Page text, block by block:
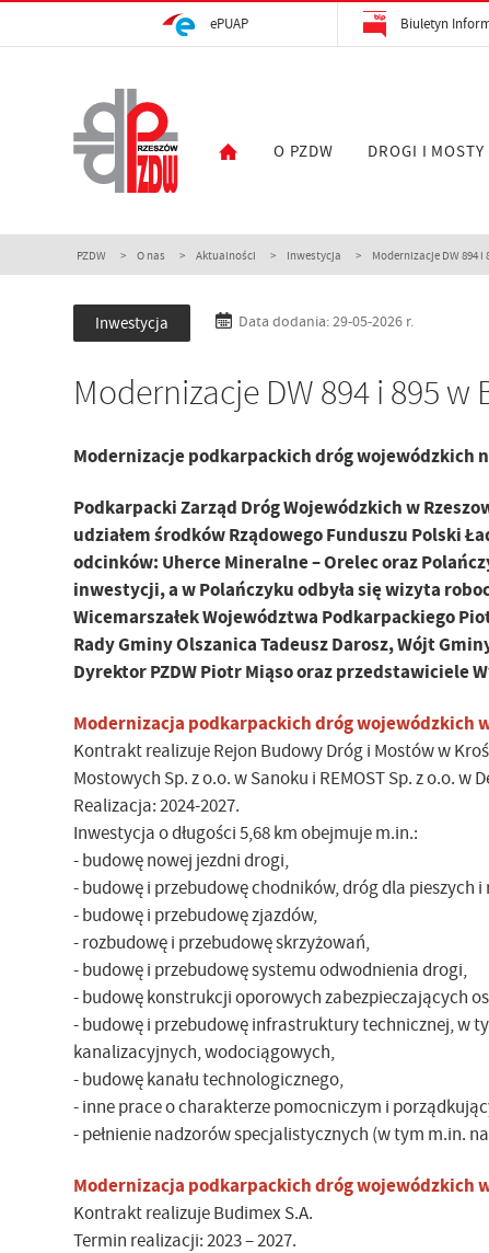
ePUAP Biuletyn
O PZDW DROGI I MOSTY
PZDW O nas Aktualności Inwestycja Modernizacje DW 894 i
Inwestycja Data dodania: 29-05-2026 r.
Modernizacje DW 894 i 895 w
Modernizacje podkarpackich dróg wojewódzkich
Podkarpacki Zarząd Dróg Wojewódzkich w
udziałem środków Rządowego Funduszu Polski
odcinków: Uherce Mineralne – Orelec oraz
inwestycji, a w Polańczyku odbyła się wizyta
Wicemarszałek Województwa Podkarpackiego
Rady Gminy Olszanica Tadeusz Darosz, Wójt
Dyrektor PZDW Piotr Miąso oraz przedstawiciele
Modernizacja podkarpackich dróg wojewódzkich
Kontrakt realizuje Rejon Budowy Dróg i Mostów w
Mostowych Sp. z o.o. w Sanoku i REMOST Sp. z o.o. w
Realizacja: 2024-2027.
Inwestycja o długości 5,68 km obejmuje m.in.:
- budowę nowej jezdni drogi,
- budowę i przebudowę chodników, dróg dla
- budowę i przebudowę zjazdów,
- rozbudowę i przebudowę skrzyżowań,
- budowę i przebudowę systemu odwodnienia drogi,
- budowę konstrukcji oporowych zabezpieczających
- budowę i przebudowę infrastruktury technicznej, w
kanalizacyjnych, wodociągowych,
- budowę kanału technologicznego,
- inne prace o charakterze pomocniczym i
- pełnienie nadzorów specjalistycznych (w tym m.in.
Modernizacja podkarpackich dróg wojewódzkich
Kontrakt realizuje Budimex S.A.
Termin realizacji: 2023 – 2027.